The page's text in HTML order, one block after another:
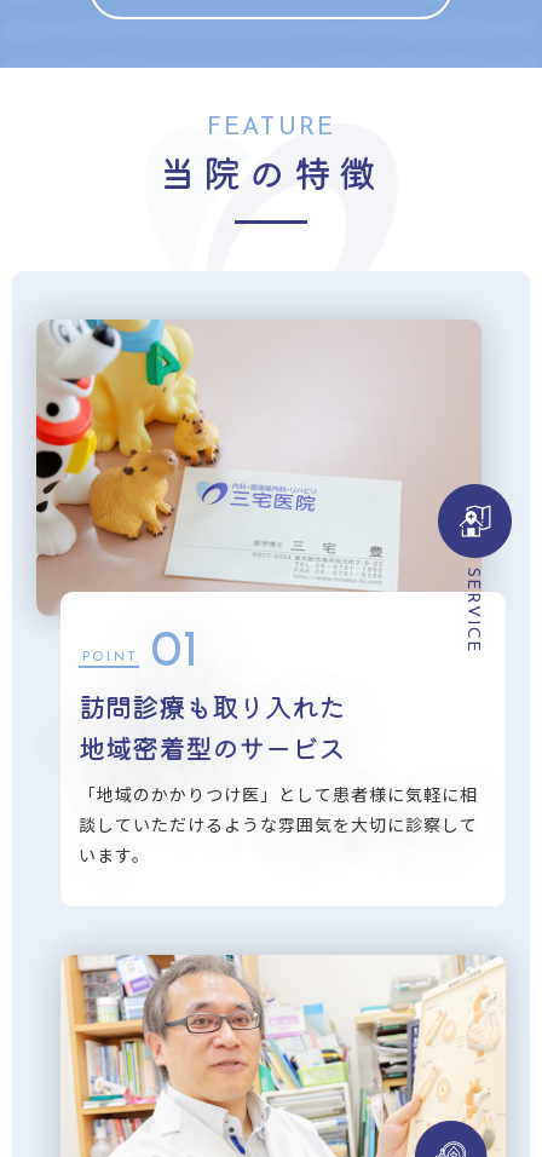
FEATURE
当院の特徴
SERVICE
POINT 01
訪問診療も取り入れた
地域密着型のサービス
「地域のかかりつけ医」として患者様に気軽に相
談していただけるような雰囲気を大切に診察して
います。